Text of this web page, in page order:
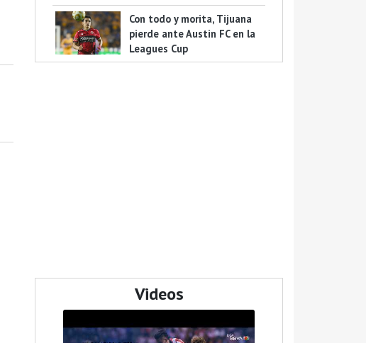
Con todo y morita, Tijuana
pierde ante Austin FC en la
Leagues Cup
Videos